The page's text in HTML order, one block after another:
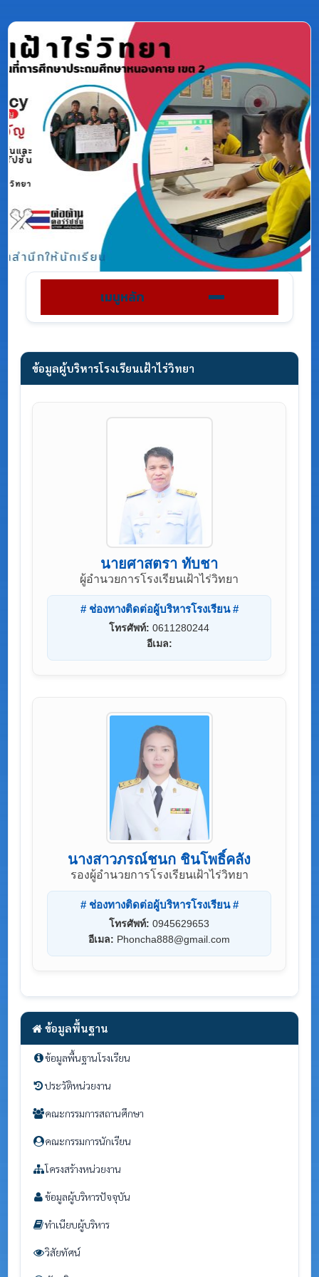
เมนูหลัก
ข้อมูลพื้นฐาน
ข้อมูลพื้นฐานโรงเรียน
ประวัติหน่วยงาน
คณะกรรมการสถานศึกษา
คณะกรรมการนักเรียน
โครงสร้างหน่วยงาน
ข้อมูลผู้บริหารปัจจุบัน
ทำเนียบผู้บริหาร
วิสัยทัศน์
ข้อมูลผู้บริหารโรงเรียนเฝ้าไร่วิทยา
นายศาสตรา ทับชา
ผู้อำนวยการโรงเรียนเฝ้าไร่วิทยา
# ช่องทางติดต่อผู้บริหารโรงเรียน #
โทรศัพท์: 0611280244
อีเมล:
นางสาวภรณ์ชนก ชินโพธิ์คลัง
รองผู้อำนวยการโรงเรียนเฝ้าไร่วิทยา
# ช่องทางติดต่อผู้บริหารโรงเรียน #
โทรศัพท์: 0945629653
อีเมล: Phoncha888@gmail.com